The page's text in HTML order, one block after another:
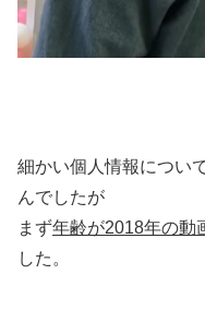
細かい個人情報につい
んでしたが
まず年齢が2018年の動
した。